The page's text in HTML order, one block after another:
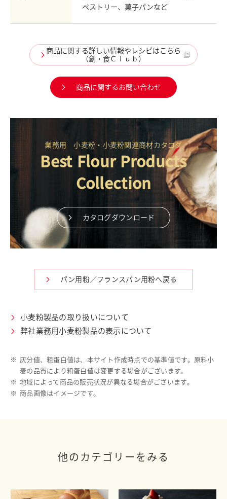
ペストリー、菓子パンなど
商品に関する詳しい情報やレシピはこちら
（創・食Ｃｌｕｂ）
商品に関するお問い合わせ
業務用 小麦粉・小麦粉関連商材カタログ
Best Flour Products
Collection
カタログダウンロード
パン用粉／フランスパン用粉へ戻る
小麦粉製品の取り扱いについて
弊社業務用小麦粉製品の表示について
※ 灰分値、粗蛋白値は、本サイト作成時点での基準値です。原料小
麦の品質により粗蛋白値は変更する場合がございます。
※ 地域によって商品の販売状況が異なる場合がございます。
※ 商品画像はイメージです。
他のカテゴリーをみる